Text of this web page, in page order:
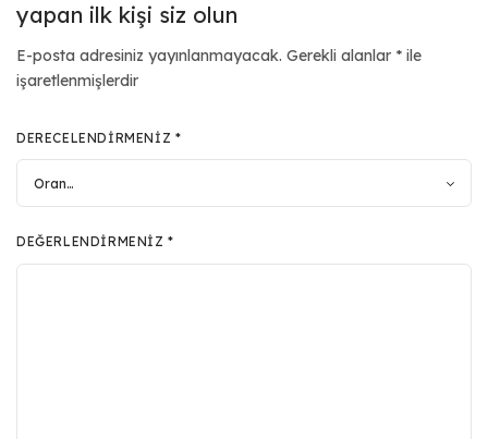
yapan ilk kişi siz olun
E-posta adresiniz yayınlanmayacak. Gerekli alanlar * ile
işaretlenmişlerdir
DERECELENDIRMENIZ *
DEĞERLENDIRMENIZ*